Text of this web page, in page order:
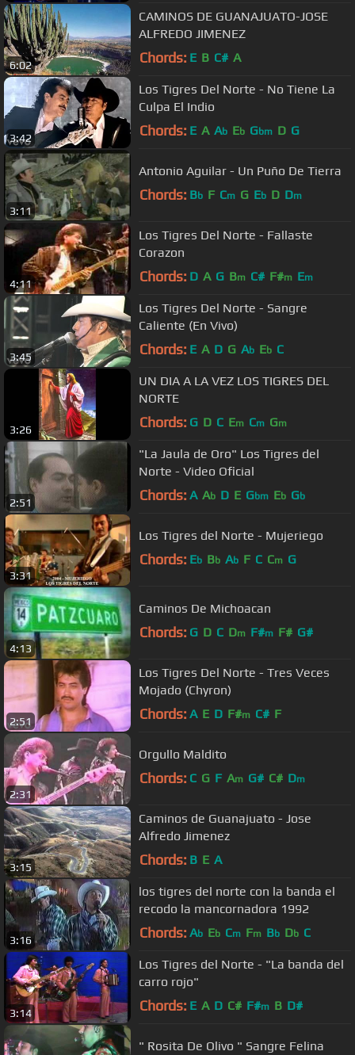
6:02
CAMINOS DE GUANAJUATO-JOSE
ALFREDO JIMENEZ
Chords: E B C# A
3:42
Los Tigres Del Norte - No Tiene La
Culpa El Indio
Chords: E A Ab Eb Gbm D G
3:11
Antonio Aguilar - Un Puño De Tierra
Chords: Bb F Cm G Eb D Dm
4:11
Los Tigres Del Norte - Fallaste
Corazon
Chords: D A G Bm C# F#m Em
3:45
Los Tigres Del Norte - Sangre
Caliente (En Vivo)
Chords: E A D G Ab Eb C
3:26
UN DIA A LA VEZ LOS TIGRES DEL
NORTE
Chords: G D C Em Cm Gm
2:51
"La Jaula de Oro" Los Tigres del
Norte - Video Oficial
Chords: A Ab D E Gbm Eb Gb
3:31
Los Tigres del Norte - Mujeriego
Chords: Eb Bb Ab F C Cm G
4:13
Caminos De Michoacan
Chords: G D C Dm F#m F# G#
2:51
Los Tigres Del Norte - Tres Veces
Mojado (Chyron)
Chords: A E D F#m C# F
2:31
Orgullo Maldito
Chords: C G F Am G# C# Dm
3:15
Caminos de Guanajuato - Jose
Alfredo Jimenez
Chords: B E A
3:16
los tigres del norte con la banda el
recodo la mancornadora 1992
Chords: Ab Eb Cm Fm Bb Db C
3:14
Los Tigres del Norte - "La banda del
carro rojo"
Chords: E A D C# F#m B D#
" Rosita De Olivo " Sangre Felina